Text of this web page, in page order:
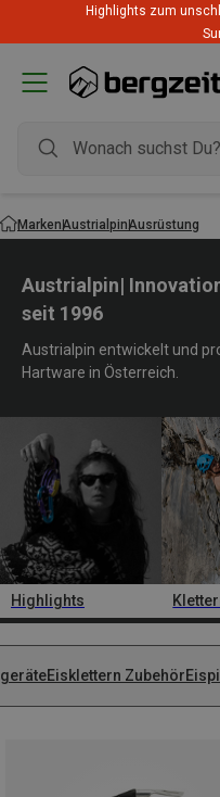
Highlights zum
MarkenAustrialpinAusrüstung
Austrialpin|
seit 1996
Austrialpin entwickelt und
Hartware in Österreich.
Highlights
Eisklettern Zubehör